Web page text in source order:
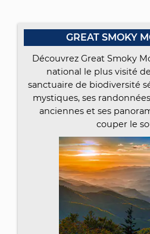
GREAT SMOKY
Découvrez Great Smoky
national le plus visité
sanctuaire de biodiversité
mystiques, ses
anciennes et ses
couper le